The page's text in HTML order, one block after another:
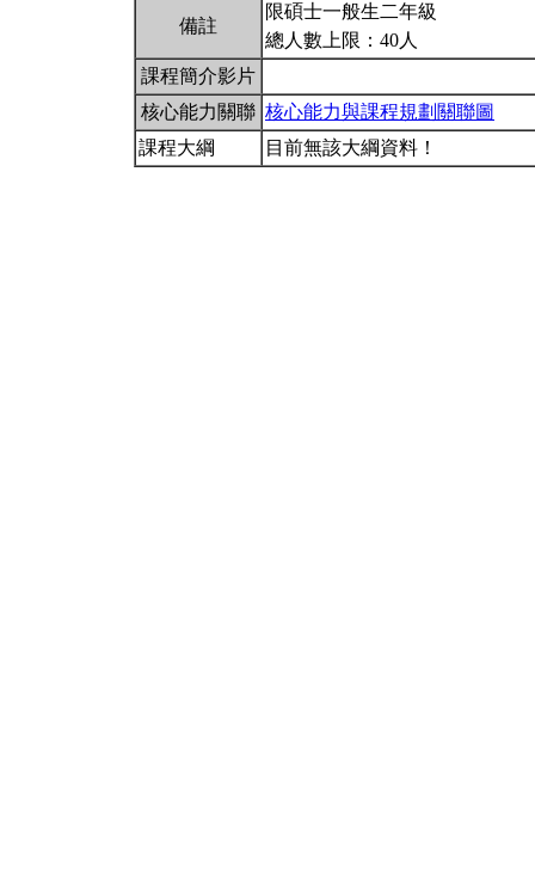
備註
限碩士一般生二年級
總人數上限：40人
課程簡介影片
核心能力關聯 核心能力與課程規劃關聯圖
課程大綱
目前無該大綱資料！